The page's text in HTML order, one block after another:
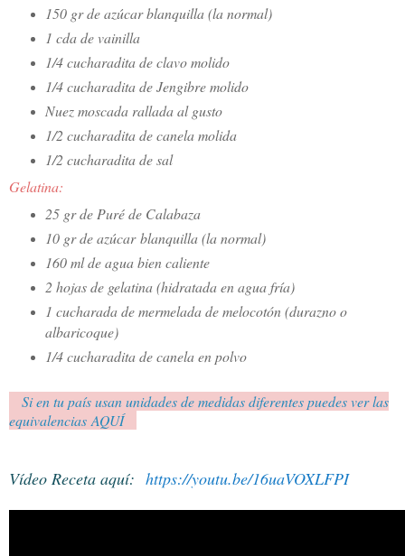
150 gr de azúcar blanquilla (la normal)
1 cda de vainilla
1/4 cucharadita de clavo molido
1/4 cucharadita de Jengibre molido
Nuez moscada rallada al gusto
1/2 cucharadita de canela molida
1/2 cucharadita de sal
Gelatina:
25 gr de Puré de Calabaza
10 gr de azúcar blanquilla (la normal)
160 ml de agua bien caliente
2 hojas de gelatina (hidratada en agua fría)
1 cucharada de mermelada de melocotón (durazno o
albaricoque)
1/4 cucharadita de canela en polvo
Si en tu país usan unidades de medidas diferentes puedes ver las
equivalencias AQUÍ
Vídeo Receta aquí: https://youtu.be/16uaVOXLFPI